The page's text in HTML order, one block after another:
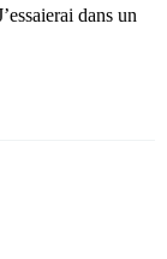
dans un